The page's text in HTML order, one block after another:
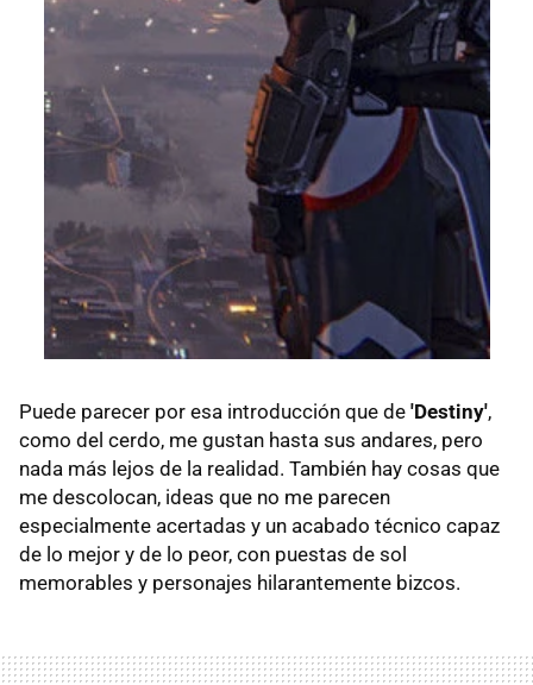
Puede parecer por esa introducción que de 'Destiny',
como del cerdo, me gustan hasta sus andares, pero
nada más lejos de la realidad. También hay cosas que
me descolocan, ideas que no me parecen
especialmente acertadas y un acabado técnico capaz
de lo mejor y de lo peor, con puestas de sol
memorables y personajes hilarantemente bizcos.